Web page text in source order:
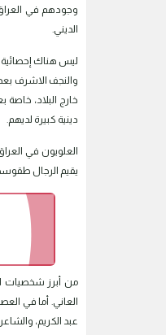
وجودهم في
الديني.
ليس هناك إحصائية
والنجف الاشرف بعد
خارج البلاد،
دينية كبيرة لديهم.
العلويون في
يقيم الرجال
من أبرز شخصيات
عبد الكريم،